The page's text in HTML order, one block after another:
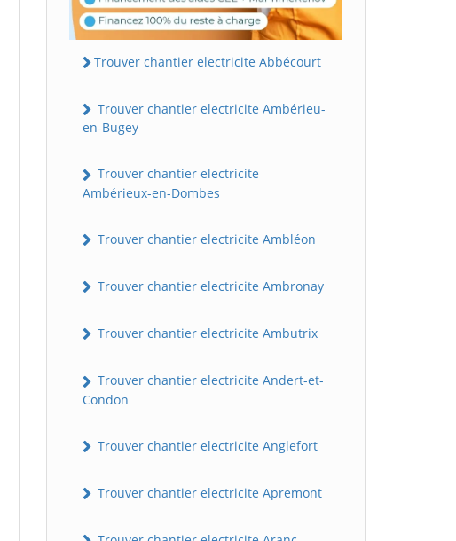
Trouver chantier electricite Abbécourt
Trouver chantier electricite Ambérieu-
en-Bugey
Trouver chantier electricite
Ambérieux-en-Dombes
Trouver chantier electricite Ambléon
Trouver chantier electricite Ambronay
Trouver chantier electricite Ambutrix
Trouver chantier electricite Andert-et-
Condon
Trouver chantier electricite Anglefort
Trouver chantier electricite Apremont